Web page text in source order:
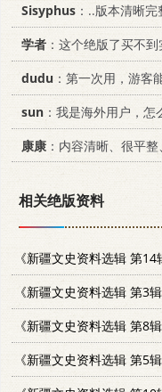
Sisyphus ：..版本清晰完整
学者 ：这个绝版了买不
dudu ：第一次用，游客
sun ：我是海外用户，
康康 ：内容清晰、很平
相关绝版资料
《新疆文史资料选辑 第14
《新疆文史资料选辑 第3辑
《新疆文史资料选辑 第8辑
《新疆文史资料选辑 第5辑